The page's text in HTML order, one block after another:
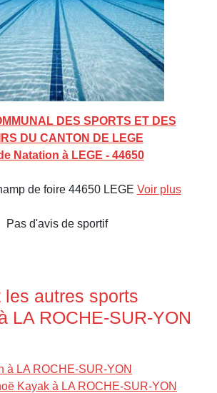
DES SPORTS ET DES
DU CANTON DE LEGE
Natation à LEGE - 44650
de foire 44650 LEGE Voir plus
Pas d'avis de sportif
les autres sports
LA ROCHE-SUR-YON
à LA ROCHE-SUR-YON
Kayak à LA ROCHE-SUR-YON